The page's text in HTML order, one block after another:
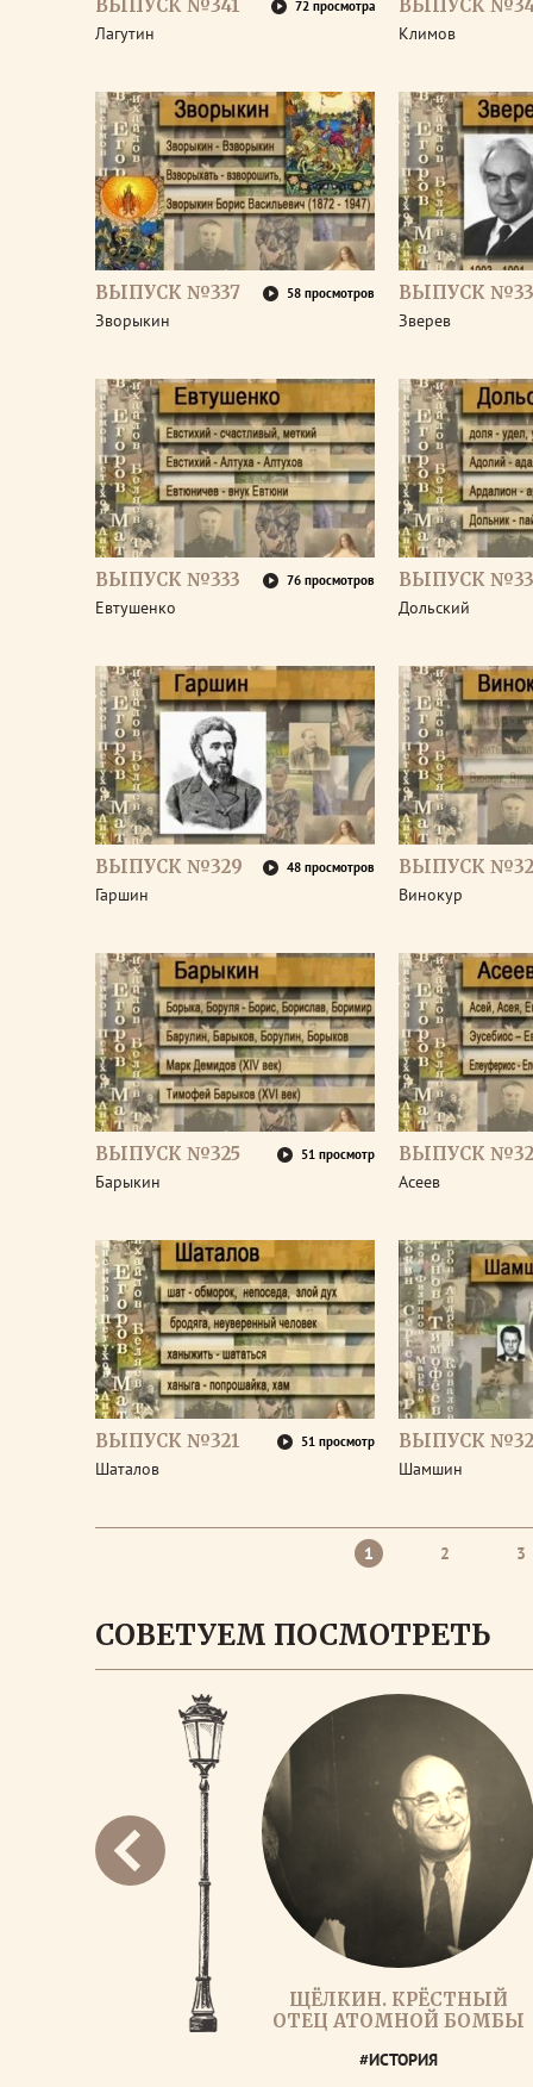
ВЫПУСК №341 72 просмотра
Лагутин
ВЫПУСК
Климов
ВЫПУСК №337 58 просмотров
Зворыкин
ВЫПУСК
Зверев
ВЫПУСК №333 76 просмотров
Евтушенко
ВЫПУСК
Дольский
ВЫПУСК №329 48 просмотров
Гаршин
ВЫПУСК
Винокур
ВЫПУСК №325 51 просмотр
Барыкин
ВЫПУСК
Асеев
ВЫПУСК №321 51 просмотр
Шаталов
ВЫПУСК
Шамшин
1 2 3
СОВЕТУЕМ ПОСМОТРЕТЬ
ЩЁЛКИН. КРЁСТНЫЙ
ОТЕЦ АТОМНОЙ БОМБЫ
#ИСТОРИЯ